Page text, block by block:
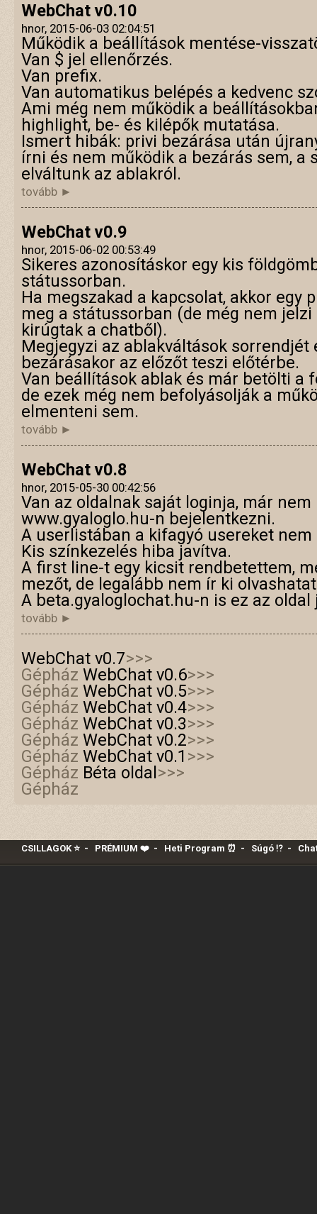
WebChat v0.10
hnor, 2015-06-03 02:04:51
Működik a beállítások mentése-
Van $ jel ellenőrzés.
Van prefix.
Van automatikus belépés a kedvenc
Ami még nem működik a
highlight, be- és kilépők mutatása.
Ismert hibák: privi bezárása után
írni és nem működik a bezárás sem, a
elváltunk az ablakról.
tovább ►
WebChat v0.9
hnor, 2015-06-02 00:53:49
Sikeres azonosításkor egy kis
státussorban.
Ha megszakad a kapcsolat, akkor egy
meg a státussorban (de még nem jelzi
kirúgtak a chatből).
Megjegyzi az ablakváltások sorrendjét
bezárásakor az előzőt teszi előtérbe.
Van beállítások ablak és már betölti a
de ezek még nem befolyásolják a
elmenteni sem.
tovább ►
WebChat v0.8
hnor, 2015-05-30 00:42:56
Van az oldalnak saját loginja, már
www.gyaloglo.hu-n bejelentkezni.
A userlistában a kifagyó usereket nem
Kis színkezelés hiba javítva.
A first line-t egy kicsit rendbetettem,
mezőt, de legalább nem ír ki
A beta.gyaloglochat.hu-n is ez az oldal
tovább ►
WebChat v0.7>>>
Gépház WebChat v0.6>>>
Gépház WebChat v0.5>>>
Gépház WebChat v0.4>>>
Gépház WebChat v0.3>>>
Gépház WebChat v0.2>>>
Gépház WebChat v0.1 >>>
Gépház Béta oldal >>>
Gépház
CSILLAGOK ⭐- PRÉMIUM ❤️‍- Heti Program ⏰ - Súgó ⁉️-